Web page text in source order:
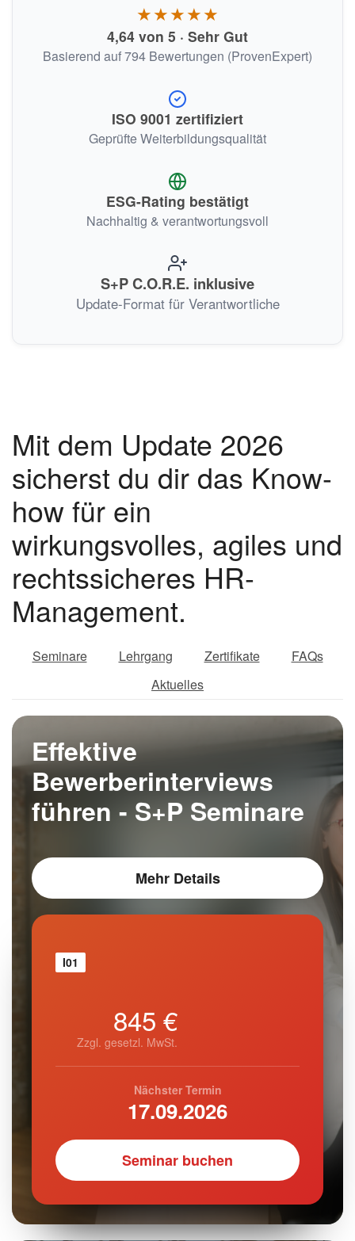
★★★★★
4,64 von 5 · Sehr Gut
Basierend auf 794 Bewertungen (ProvenExpert)
ISO 9001 zertifiziert
Geprüfte Weiterbildungsqualität
ESG-Rating bestätigt
Nachhaltig & verantwortungsvoll
S+P C.O.R.E. inklusive
Update-Format für Verantwortliche
Mit dem Update 2026
sicherst du dir das Know-
how für ein
wirkungsvolles, agiles und
rechtssicheres HR-
Management.
Seminare Lehrgang Zertifikate
FAQs
Aktuelles
Effektive
Bewerberinterviews
führen - S+P Seminare
Mehr Details
I01
845 €
Zzgl. gesetzl. MwSt.
Nächster Termin
17.09.2026
Seminar buchen